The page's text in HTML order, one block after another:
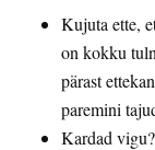
Kujuta ette,
on kokku
pärast
paremini
Kardad